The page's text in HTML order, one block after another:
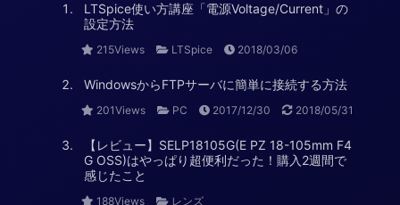
LTSpice使い方講座「電源Voltage/Current」の
設定方法
215Views LTSpice 2018/03/06
WindowsからFTPサーバに簡単に接続する方法
201Views PC 2017/12/30 2018/05/31
【レビュー】SELP18105G(E PZ 18-105mm F4
G OSS)はやっぱり超便利だった！購入2週間で
感じたこと
188Views
レンズ